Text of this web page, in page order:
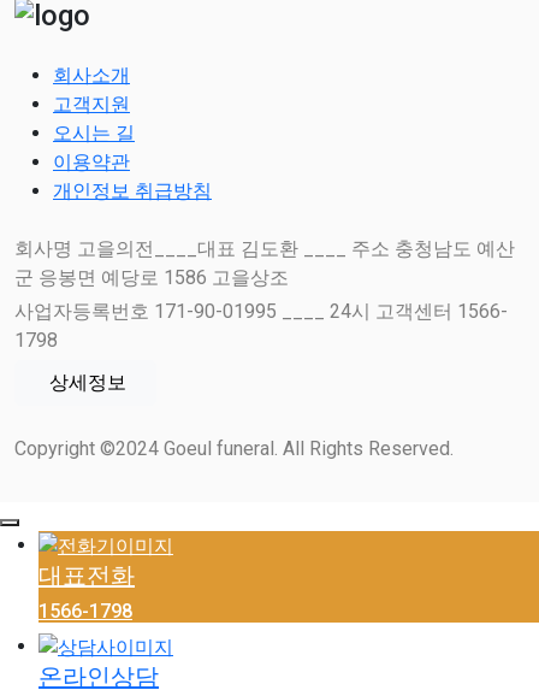
회사소개
고객지원
오시는 길
이용약관
개인정보 취급방침
회사명 고을의전____대표 김도환 ____ 주소 충청남도 예산
군 응봉면 예당로 1586 고을상조
사업자등록번호 171-90-01995 ____ 24시 고객센터 1566-
1798
상세정보
Copyright ©2024 Goeul funeral. All Rights Reserved.
대표전화
1566-1798
온라인상담